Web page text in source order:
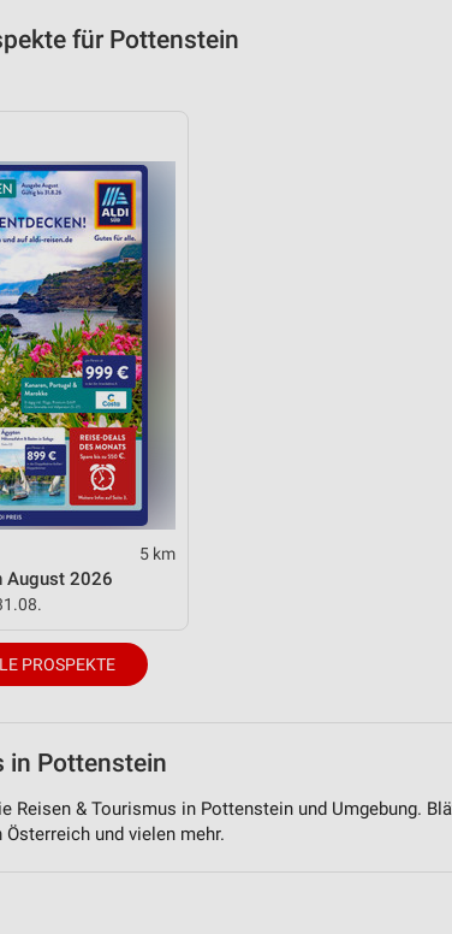
für Pottenstein
5 km
August 2026
PROSPEKTE
in Pottenstein
Reisen & Tourismus in Pottenstein und Umgebung.
und vielen mehr.